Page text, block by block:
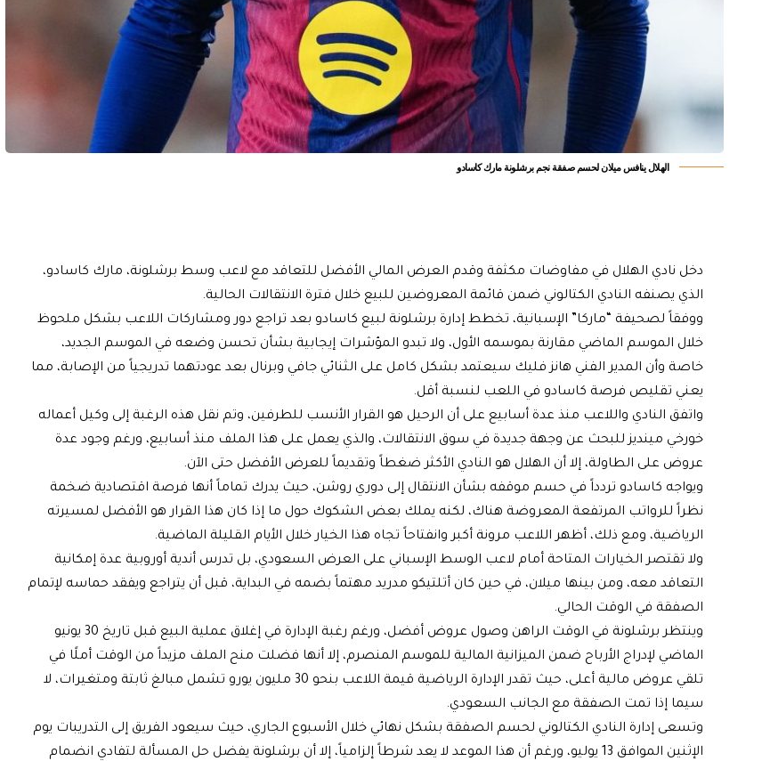
الهلال ينافس ميلان لحسم صفقة نجم برشلونة مارك كاسادو
دخل نادي الهلال في مفاوضات مكثفة وقدم العرض المالي الأفضل للتعاقد مع لاعب وسط برشلونة، مارك كاسادو،
الذي يصنفه النادي الكتالوني ضمن قائمة المعروضين للبيع خلال فترة الانتقالات الحالية.
ووفقاً لصحيفة “ماركا” الإسبانية، تخطط إدارة برشلونة لبيع كاسادو بعد تراجع دور ومشاركات اللاعب بشكل ملحوظ
خلال الموسم الماضي مقارنة بموسمه الأول، ولا تبدو المؤشرات إيجابية بشأن تحسن وضعه في الموسم الجديد،
خاصة وأن المدير الفني هانز فليك سيعتمد بشكل كامل على الثنائي جافي وبرنال بعد عودتهما تدريجياً من الإصابة، مما
يعني تقليص فرصة كاسادو في اللعب لنسبة أقل.
واتفق النادي واللاعب منذ عدة أسابيع على أن الرحيل هو القرار الأنسب للطرفين، وتم نقل هذه الرغبة إلى وكيل أعماله
خورخي مينديز للبحث عن وجهة جديدة في سوق الانتقالات، والذي يعمل على هذا الملف منذ أسابيع، ورغم وجود عدة
عروض على الطاولة، إلا أن الهلال هو النادي الأكثر ضغطاً وتقديماً للعرض الأفضل حتى الآن.
ويواجه كاسادو تردداً في حسم موقفه بشأن الانتقال إلى دوري روشن، حيث يدرك تماماً أنها فرصة اقتصادية ضخمة
نظراً للرواتب المرتفعة المعروضة هناك، لكنه يملك بعض الشكوك حول ما إذا كان هذا القرار هو الأفضل لمسيرته
الرياضية، ومع ذلك، أظهر اللاعب مرونة أكبر وانفتاحاً تجاه هذا الخيار خلال الأيام القليلة الماضية.
ولا تقتصر الخيارات المتاحة أمام لاعب الوسط الإسباني على العرض السعودي، بل تدرس أندية أوروبية عدة إمكانية
التعاقد معه، ومن بينها ميلان، في حين كان أتلتيكو مدريد مهتماً بضمه في البداية، قبل أن يتراجع ويفقد حماسه لإتمام
الصفقة في الوقت الحالي.
وينتظر برشلونة في الوقت الراهن وصول عروض أفضل، ورغم رغبة الإدارة في إغلاق عملية البيع قبل تاريخ 30 يونيو
الماضي لإدراج الأرباح ضمن الميزانية المالية للموسم المنصرم، إلا أنها فضلت منح الملف مزيداً من الوقت أملًا في
تلقي عروض مالية أعلى، حيث تقدر الإدارة الرياضية قيمة اللاعب بنحو 30 مليون يورو تشمل مبالغ ثابتة ومتغيرات، لا
سيما إذا تمت الصفقة مع الجانب السعودي.
وتسعى إدارة النادي الكتالوني لحسم الصفقة بشكل نهائي خلال الأسبوع الجاري، حيث سيعود الفريق إلى التدريبات يوم
الإثنين الموافق 13 يوليو، ورغم أن هذا الموعد لا يعد شرطاً إلزامياً، إلا أن برشلونة يفضل حل المسألة لتفادي انضمام